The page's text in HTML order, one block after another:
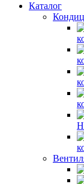
Каталог